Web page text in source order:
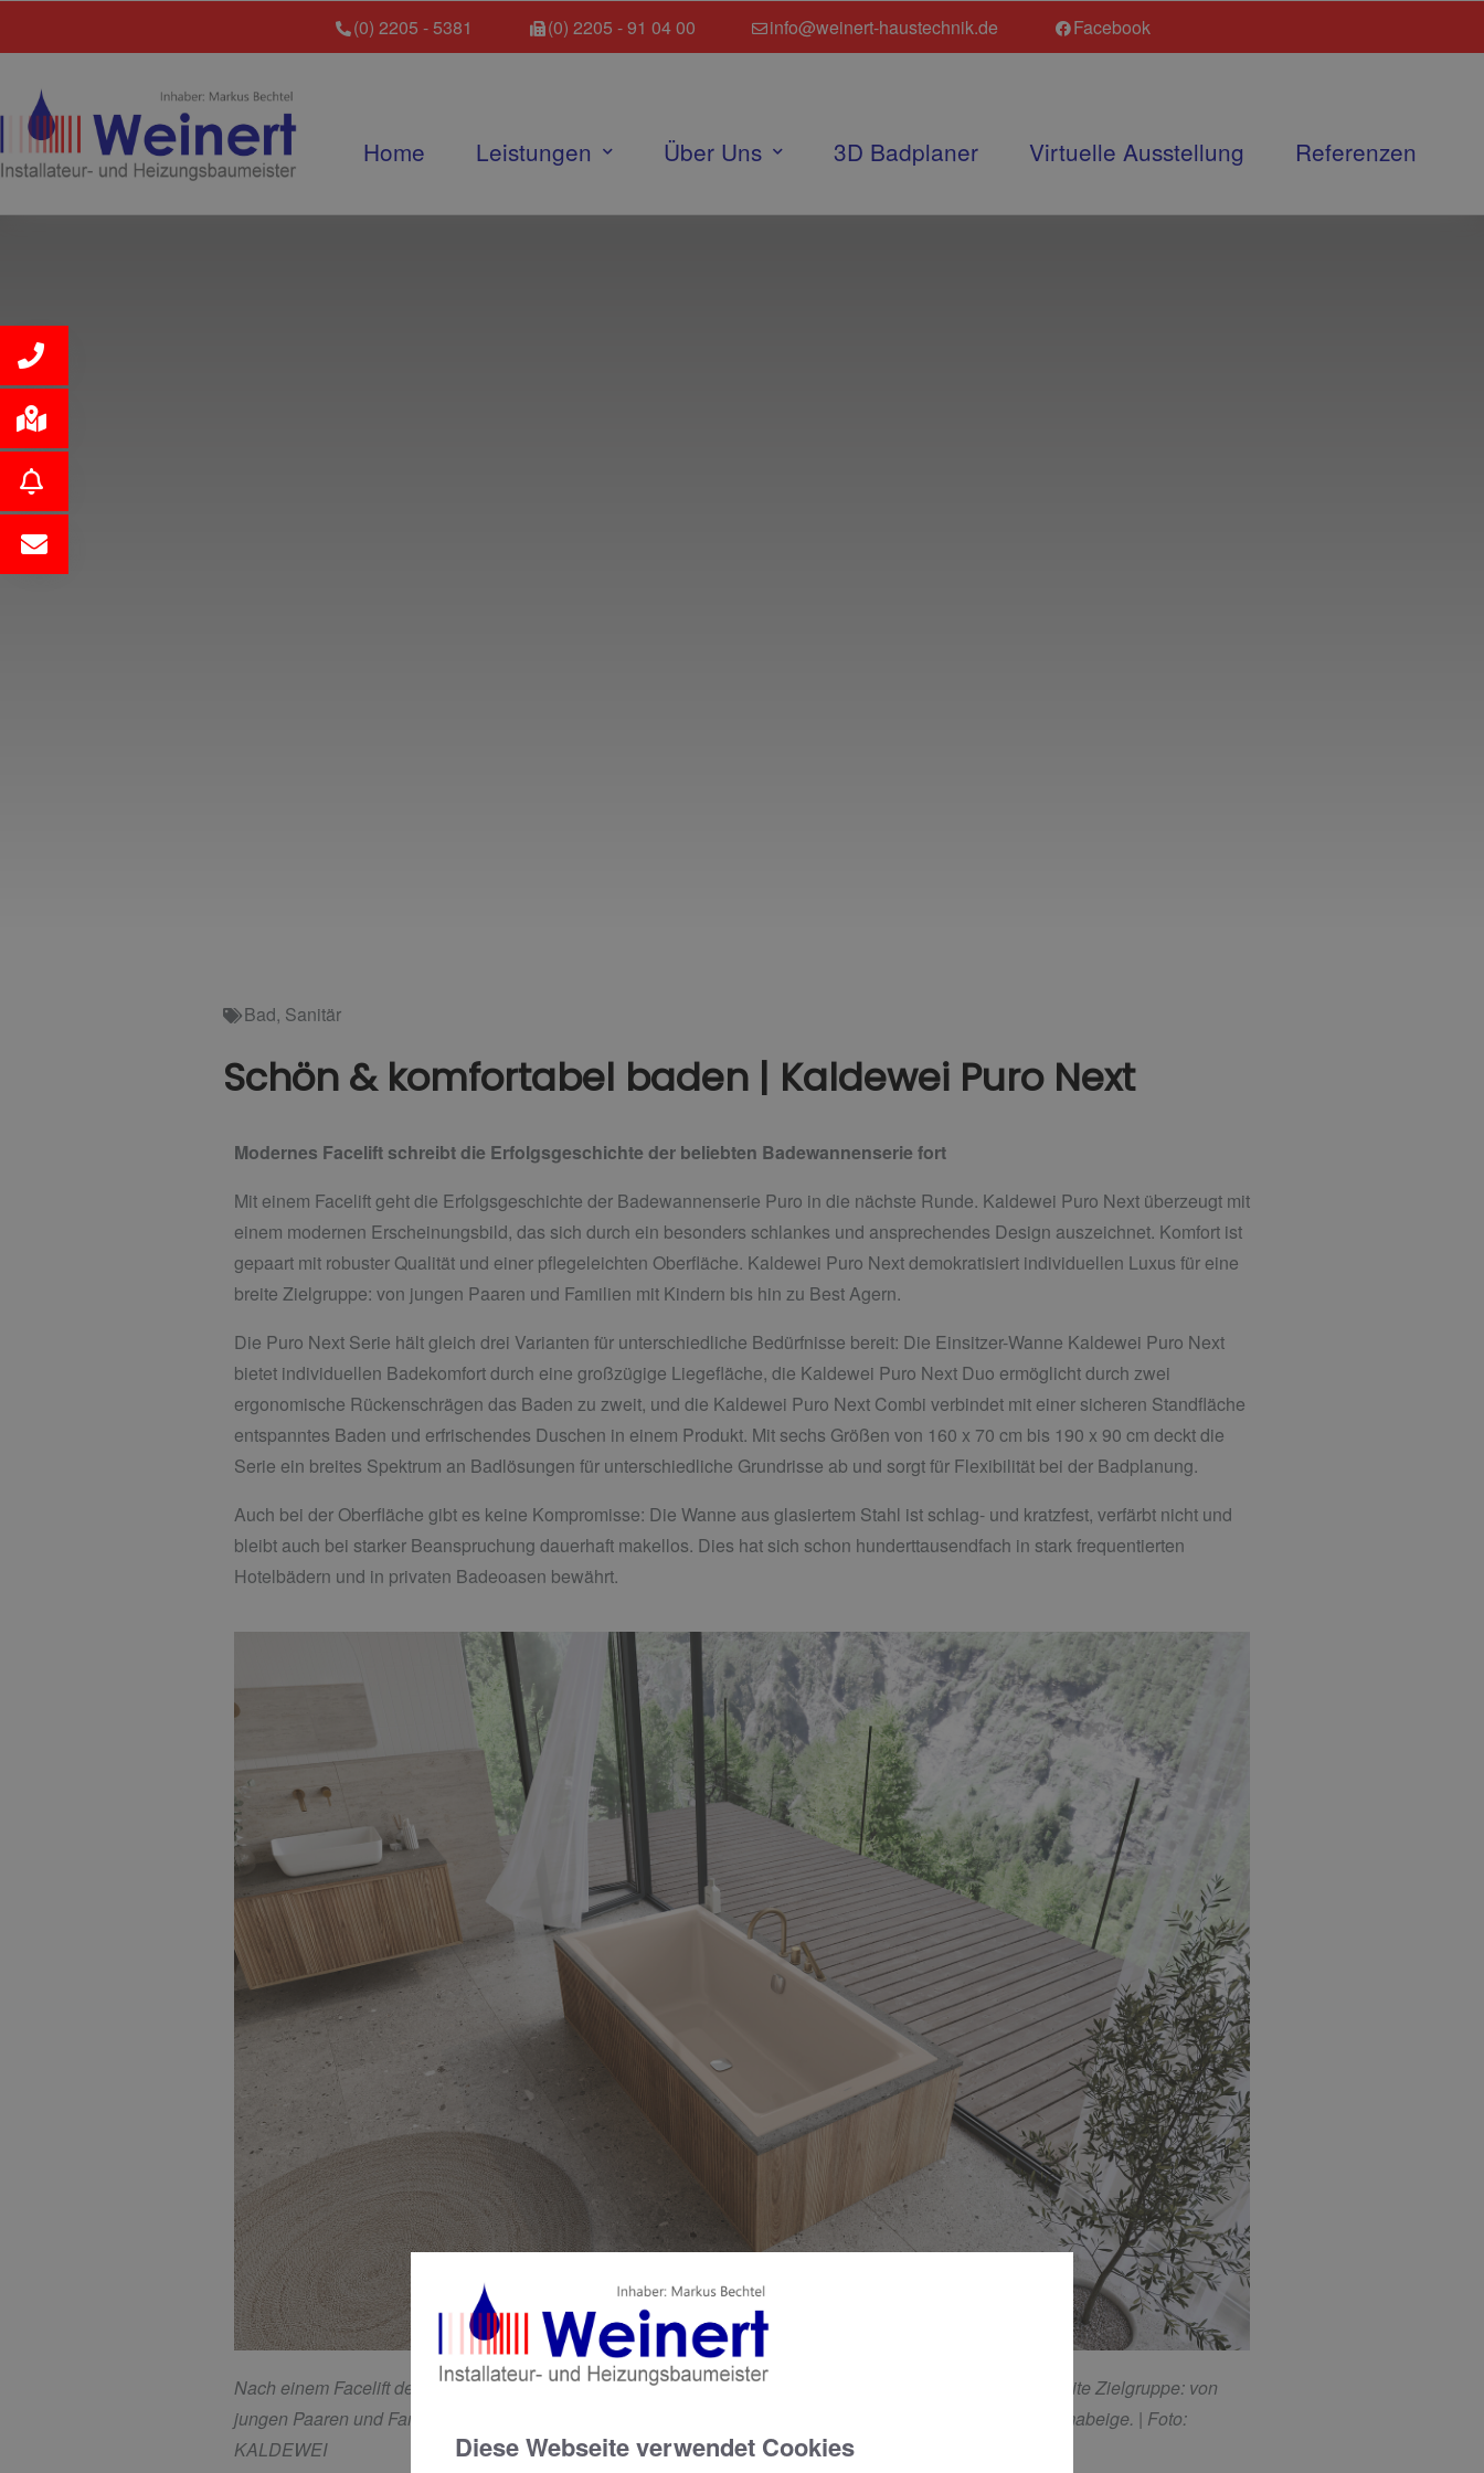
(0) 2205 - 5381 (0) 2205 - 91 04 00 info@weinert-haustechnik.de Facebook
Home Leistungen Über Uns 3D Badplaner Virtuelle Ausstellung Referenzen
Bad, Sanitär
Schön & komfortabel baden | Kaldewei Puro Next
Modernes Facelift schreibt die Erfolgsgeschichte der beliebten Badewannenserie fort
Mit einem Facelift geht die Erfolgsgeschichte der Badewannenserie Puro in die nächste Runde. Kaldewei Puro Next überzeugt mit
einem modernen Erscheinungsbild, das sich durch ein besonders schlankes und ansprechendes Design auszeichnet. Komfort ist
gepaart mit robuster Qualität und einer pflegeleichten Oberfläche. Kaldewei Puro Next demokratisiert individuellen Luxus für eine
breite Zielgruppe: von jungen Paaren und Familien mit Kindern bis hin zu Best Agern.
Die Puro Next Serie hält gleich drei Varianten für unterschiedliche Bedürfnisse bereit: Die Einsitzer-Wanne Kaldewei Puro Next
bietet individuellen Badekomfort durch eine großzügige Liegefläche, die Kaldewei Puro Next Duo ermöglicht durch zwei
ergonomische Rückenschrägen das Baden zu zweit, und die Kaldewei Puro Next Combi verbindet mit einer sicheren Standfläche
entspanntes Baden und erfrischendes Duschen in einem Produkt. Mit sechs Größen von 160 x 70 cm bis 190 x 90 cm deckt die
Serie ein breites Spektrum an Badlösungen für unterschiedliche Grundrisse ab und sorgt für Flexibilität bei der Badplanung.
Auch bei der Oberfläche gibt es keine Kompromisse: Die Wanne aus glasiertem Stahl ist schlag- und kratzfest, verfärbt nicht und
bleibt auch bei starker Beanspruchung dauerhaft makellos. Dies hat sich schon hunderttausendfach in stark frequentierten
Hotelbädern und in privaten Badeoasen bewährt.
Nach einem Facelift demokratisiert die beliebte Kaldewei Puro Next Familie individuellen Luxus für eine breite Zielgruppe: von
jungen Paaren und Familien mit Kindern bis hin zu Best Agern – hier die Puro Next Duo in der Farbe Bahamabeige. | Foto:
KALDEWEI
Diese Webseite verwendet Cookies